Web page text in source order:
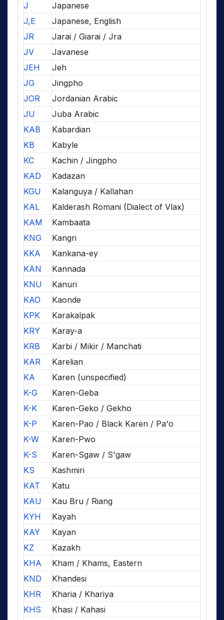
J
Japanese
J,E
Japanese, English
JR
Jarai / Giarai / Jra
JV
Javanese
JEH
Jeh
JG
Jingpho
JOR
Jordanian Arabic
JU
Juba Arabic
KAB
Kabardian
KB
Kabyle
KC
Kachin / Jingpho
KAD
Kadazan
KGU
Kalanguya / Kallahan
KAL
Kalderash Romani (Dialect of Vlax)
KAM
Kambaata
KNG
Kangri
KKA
Kankana-ey
KAN
Kannada
KNU
Kanuri
KAO
Kaonde
KPK
Karakalpak
KRY
Karay-a
KRB
Karbi / Mikir / Manchati
KAR
Karelian
KA
Karen (unspecified)
K-G
Karen-Geba
K-K
Karen-Geko / Gekho
K-P
Karen-Pao / Black Karen / Pa'o
K-W
Karen-Pwo
K-S
Karen-Sgaw / S'gaw
KS
Kashmiri
KAT
Katu
KAU
Kau Bru / Riang
KYH
Kayah
KAY
Kayan
KZ
Kazakh
KHA
Kham / Khams, Eastern
KND
Khandesi
KHR
Kharia / Khariya
KHS
Khasi / Kahasi